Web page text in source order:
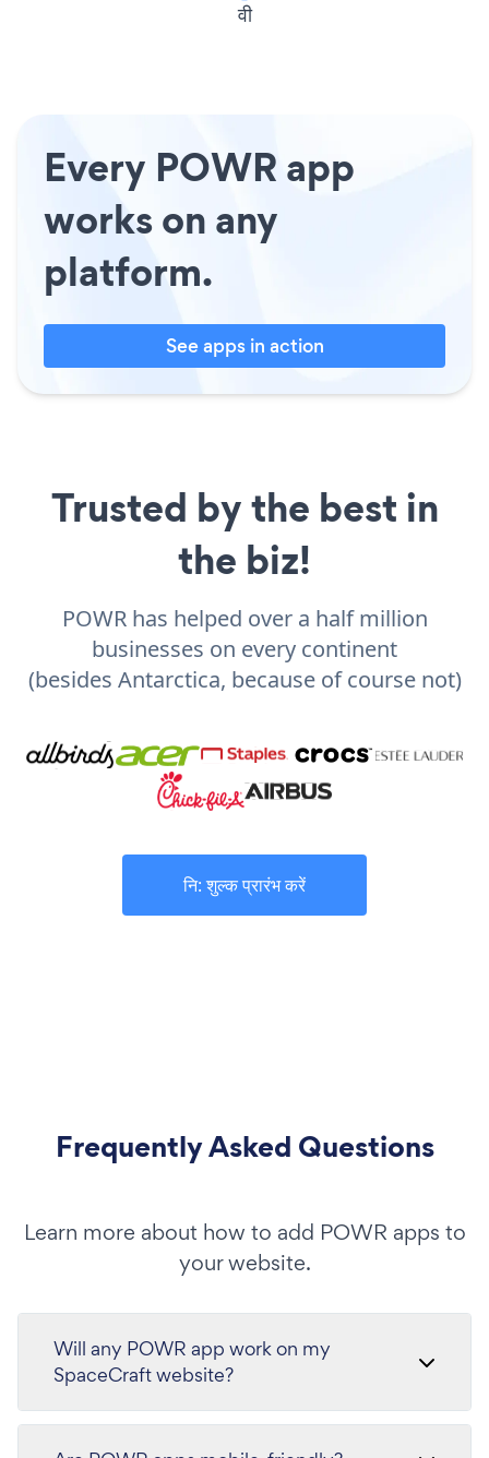
वी
Every POWR app
works on any
platform.
See apps in action
Trusted by the best in
the biz!
POWR has helped over a half million
businesses on every continent
(besides Antarctica, because of course not)
नि: शुल्क प्रारंभ करें
Frequently Asked Questions
Learn more about how to add POWR apps to
your website.
Will any POWR app work on my
SpaceCraft website?